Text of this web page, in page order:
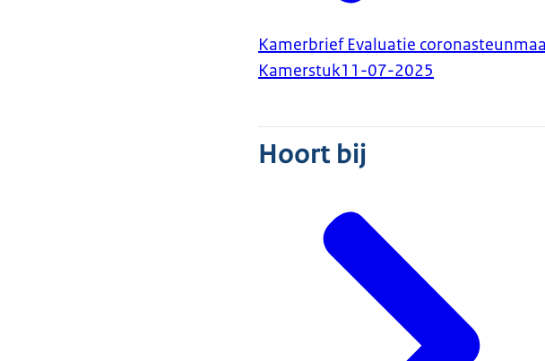
Kamerbrief Evaluatie
Kamerstuk11-07-2025
Hoort bij